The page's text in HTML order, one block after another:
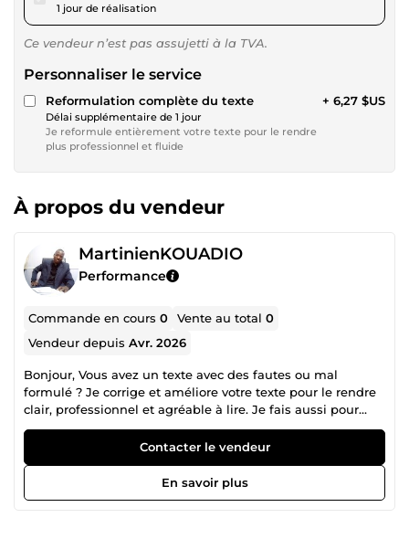
1 jour de réalisation
Ce vendeur n’est pas assujetti à la TVA.
Personnaliser le service
Reformulation complète du texte
Délai supplémentaire de 1 jour
Je reformule entièrement votre texte pour le rendre
plus professionnel et fluide
+ 6,27 $US
À propos du vendeur
MartinienKOUADIO
Performance
Commande en cours0 Vente au total0
Vendeur depuisAvr. 2026
Bonjour, Vous avez un texte avec des fautes ou mal
formulé ? Je corrige et améliore votre texte pour le rendre
clair, professionnel et agréable à lire. Je fais aussi pour
vous des montages vidéos ✔️ Correction des fautes
d’orthographe et de grammaire ✔️ Amélioration des
phrases ✔️ Reformulation si nécessaire 🎁 100 mots gratuits
pour tester Je vous garantis un travail sérieux, rapide et de
qualité. N’hésitez pas à m’envoyer votre texte 🙂
Contacter le vendeur
En savoir plus